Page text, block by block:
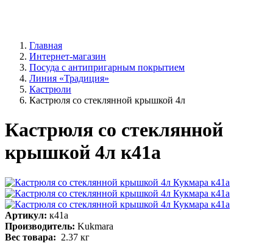
Главная
Интернет-магазин
Посуда с антипригарным покрытием
Линия «Традиция»
Кастрюли
Кастрюля со стеклянной крышкой 4л
Кастрюля со стеклянной
крышкой 4л к41а
Артикул: к41а
Производитель: Kukmara
Вес товара: 2.37 кг